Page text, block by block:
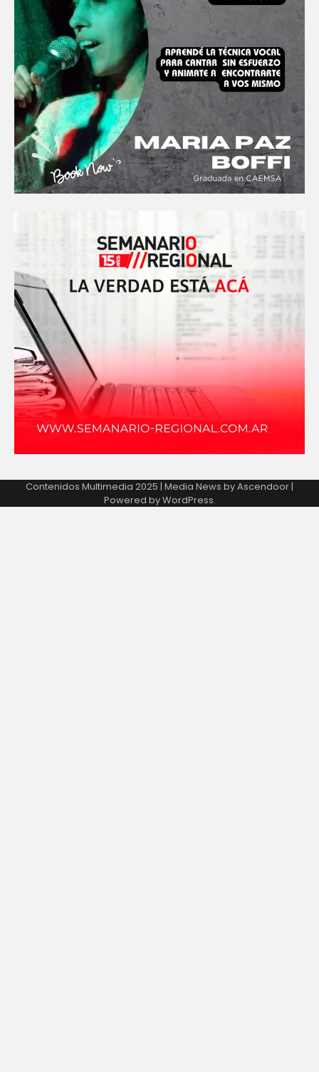
Contenidos Multimedia 2025 | Media News byAscendoor|
Powered byWordPress.